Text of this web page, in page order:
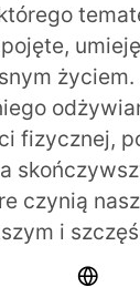
fizycznej,
czynią
i